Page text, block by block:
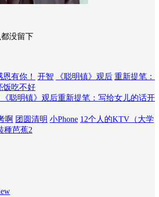
没留下
有你！ 开智 《聪明镇》观后 重新提笔：
饭吃不好
《聪明镇》观后重新提笔：写给女儿的话开
啊 团圆清明 小Phone 12个人的KTV（大学
種芭蕉2